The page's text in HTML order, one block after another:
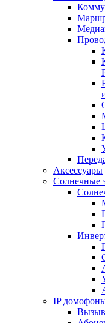
Аксессуары
Солнечные
IP